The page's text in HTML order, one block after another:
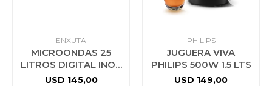
ENXUTA
MICROONDAS 25
LITROS DIGITAL INOX
CON GRILL ENXUTA
USD 145,00
PHILIPS
JUGUERA VIVA
PHILIPS 500W 1.5 LTS
USD 149,00